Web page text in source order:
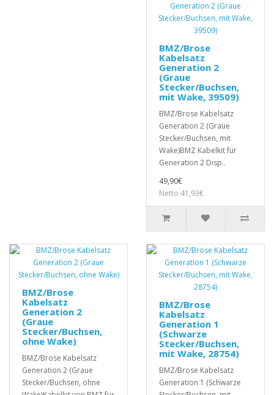
BMZ/Brose
Kabelsatz
Generation 2
(Graue
Stecker/Buchsen,
mit Wake, 39509)
BMZ/Brose Kabelsatz
Generation 2 (Graue
Stecker/Buchsen, mit
Wake)BMZ Kabelkit für
Generation 2 Disp..
49,90€
Netto 41,93€
BMZ/Brose
Kabelsatz
Generation 2
(Graue
Stecker/Buchsen,
ohne Wake)
BMZ/Brose Kabelsatz
Generation 2 (Graue
Stecker/Buchsen, ohne
BMZ/Brose
Kabelsatz
Generation 1
(Schwarze
Stecker/Buchsen,
mit Wake, 28754)
BMZ/Brose Kabelsatz
Generation 1 (Schwarze